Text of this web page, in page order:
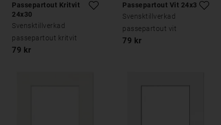
Passepartout Kritvit
24x30
Svensktillverkad
passepartout kritvit
79 kr
Passepartout Vit 24x30
Svensktillverkad
passepartout vit
79 kr